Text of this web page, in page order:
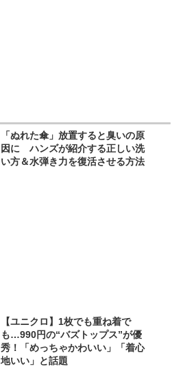
「ぬれた傘」放置すると臭いの原
因に ハンズが紹介する正しい洗
い方＆水弾き力を復活させる方法
【ユニクロ】1枚でも重ね着で
も…990円の“バズトップス”が優
秀！「めっちゃかわいい」「着心
地いい」と話題